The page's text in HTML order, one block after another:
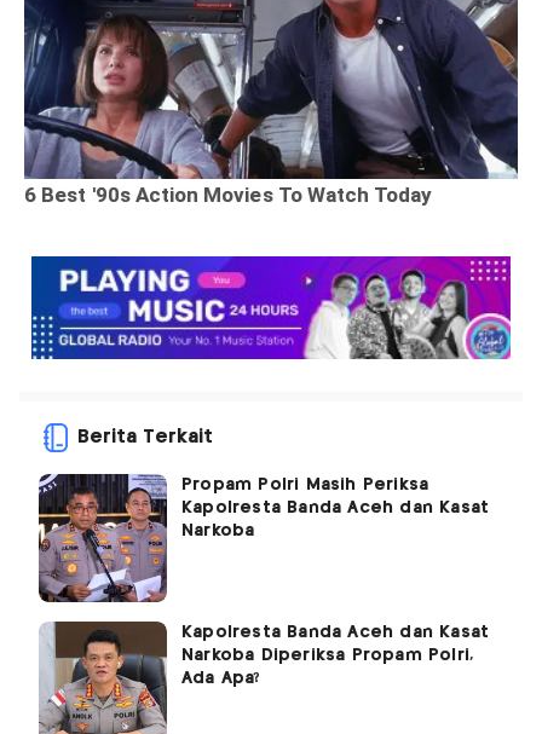
Berita Terkait
Propam Polri Masih Periksa
Kapolresta Banda Aceh dan Kasat
Narkoba
Kapolresta Banda Aceh dan Kasat
Narkoba Diperiksa Propam Polri,
Ada Apa?